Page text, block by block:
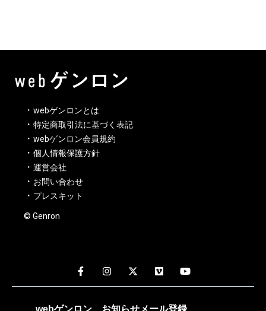
webゲンロンとは
特定商取引法に基づく表記
webゲンロン会員規約
個人情報保護方針
運営会社
お問い合わせ
プレスキット
© Genron
webゲンロン お知らせメール登録